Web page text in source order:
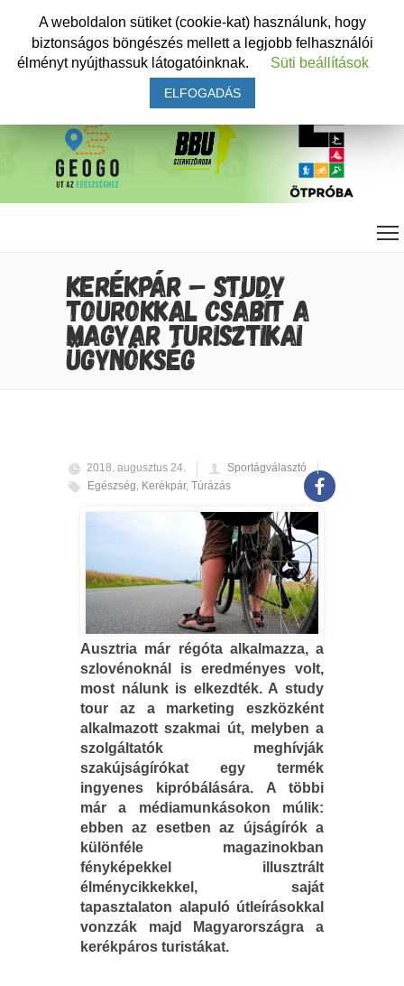
KERÉKPÁR – STUDY
TOUROKKAL CSÁBÍT A
MAGYAR TURISZTIKAI
ÜGYNÖKSÉG
2018. augusztus 24.
Sportágválasztó
Egészség, Kerékpár, Túrázás
Ausztria már régóta alkalmazza, a
szlovénoknál is eredményes volt,
most nálunk is elkezdték. A study
tour az a marketing eszközként
alkalmazott szakmai út, melyben a
szolgáltatók meghívják
szakújságírókat egy termék
ingyenes kipróbálására. A többi
már a médiamunkásokon múlik:
ebben az esetben az újságírók a
különféle magazinokban
fényképekkel illusztrált
élménycikkekkel, saját
tapasztalaton alapuló útleírásokkal
vonzzák majd Magyarországra a
kerékpáros turistákat.
A weboldalon sütiket (cookie-kat) használunk, hogy
biztonságos böngészés mellett a legjobb felhasználói
élményt nyújthassuk látogatóinknak.
Süti beállítások
ELFOGADÁS